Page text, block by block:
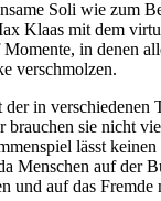
Soli wie zum
Klaas mit dem
in denen
verschmolzen.
in verschiedenen
brauchen sie nicht
lässt
Menschen auf der
und auf das